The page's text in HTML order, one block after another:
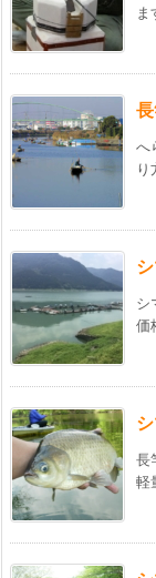
ま
へ
り
シ
価
長
軽